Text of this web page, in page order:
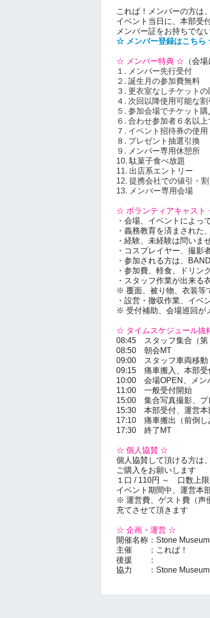
これぱ！メンバーの方は
イベント当日に、本部受
メンバー証をお持ちでな
☆ メンバー登録はこち
☆ メンバー特典 ☆ （会
１. メンバー先行受付
２. 誕生月の参加費無料
３. 更衣室なしチケットの
４. 次回以降使用可能な
５. 参加会場でチケット
６. 合わせ参加者６名以
７. イベント招待券の使用
８. プレゼント抽選引換
９. メンバー専用休憩所
10. 駄菓子食べ放題
11. 出店系エントリー
12. 提携会社での値引・
13. メンバー専用会場
☆ ボランティアキャスト
・会場、イベントによっ
・義務教育を済まされた
・経験、未経験は問いま
・コスプレイヤー、撮影
・参加される方は、
・参加費、軽食、ドリン
・スタッフ作業が出来る
※ 覆面、被り物、衣装等
・設営・撤収作業、イベ
※ 受付補助、会場巡回が
☆ タイムスケジュール抜
08:45 スタッフ集合（第
08:50 朝会MT
09:00 スタッフ車両移動
09:15 痛車搬入、本部受
10:00 会場OPEN、メン
11:00 一般受付開始
15:00 集合写真撮影、プ
15:30 本部受付、運営本
17:10 痛車搬出（前倒し
17:30 終了MT
☆ 個人協賛 ☆
個人協賛して頂ける方は
ご購入をお願いします
１口 / 110円 ～ 口数上限
イベント期間中、運営本
※ 運営費、ゲスト費（声
充てさせて頂きます
☆ 企画・運営 ☆
開催名称：Stone
主催 ：これぱ！
後援 ：
協力 ：Stone Museum